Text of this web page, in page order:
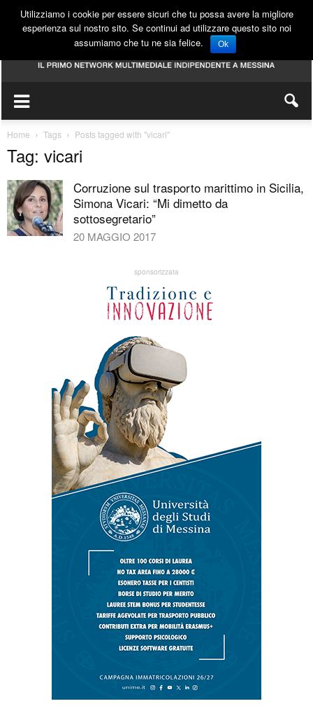
Home Tags Posts tagged with "vicari"
Tag: vicari
Corruzione sul trasporto marittimo in Sicilia,
Simona Vicari: “Mi dimetto da
sottosegretario”
20 MAGGIO 2017
sponsorizzata
Utilizziamo i cookie per essere sicuri che tu possa avere la migliore
esperienza sul nostro sito. Se continui ad utilizzare questo sito noi
assumiamo che tu ne sia felice.
Ok